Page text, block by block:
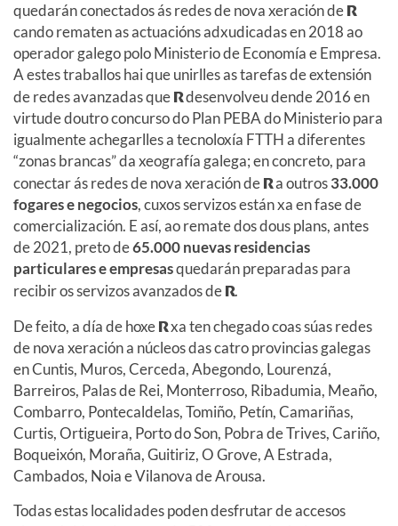
quedarán conectados ás redes de nova xeración deR
cando rematen as actuacións adxudicadas en 2018 ao
operador galego polo Ministerio de Economía e Empresa.
A estes traballos hai que unirlles as tarefas de extensión
de redes avanzadas queRdesenvolveu dende 2016 en
virtude doutro concurso do Plan PEBA do Ministerio para
igualmente achegarlles a tecnoloxía FTTH a diferentes
“zonas brancas” da xeografía galega; en concreto, para
conectar ás redes de nova xeración deRa outros33.000
fogares e negocios, cuxos servizos están xa en fase de
comercialización. E así, ao remate dos dous plans, antes
de 2021, preto de65.000 nuevas residencias
particulares e empresasquedarán preparadas para
recibir os servizos avanzados deR.
De feito, a día de hoxeRxa ten chegado coas súas redes
de nova xeración a núcleos das catro provincias galegas
en Cuntis, Muros, Cerceda, Abegondo, Lourenzá,
Barreiros, Palas de Rei, Monterroso, Ribadumia, Meaño,
Combarro, Pontecaldelas, Tomiño, Petín, Camariñas,
Curtis, Ortigueira, Porto do Son, Pobra de Trives, Cariño,
Boqueixón, Moraña, Guitiriz, O Grove, A Estrada,
Cambados, Noia e Vilanova de Arousa.
Todas estas localidades poden desfrutar de accesos